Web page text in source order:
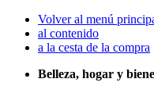
Volver al menú
al contenido
a la cesta de la compra
Belleza, hogar y